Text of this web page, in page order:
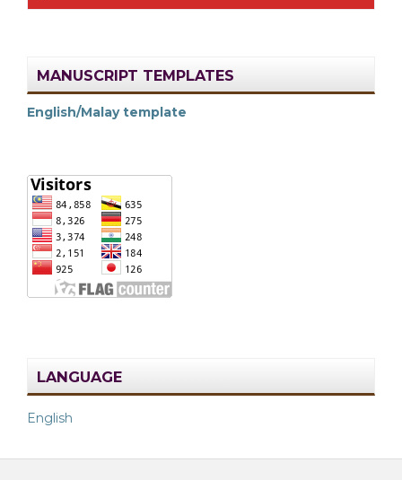
MANUSCRIPT TEMPLATES
English/Malay template
LANGUAGE
English